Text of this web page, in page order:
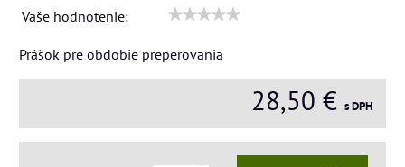
Vaše hodnotenie:
Prášok pre obdobie preperovania
28,50 € s DPH